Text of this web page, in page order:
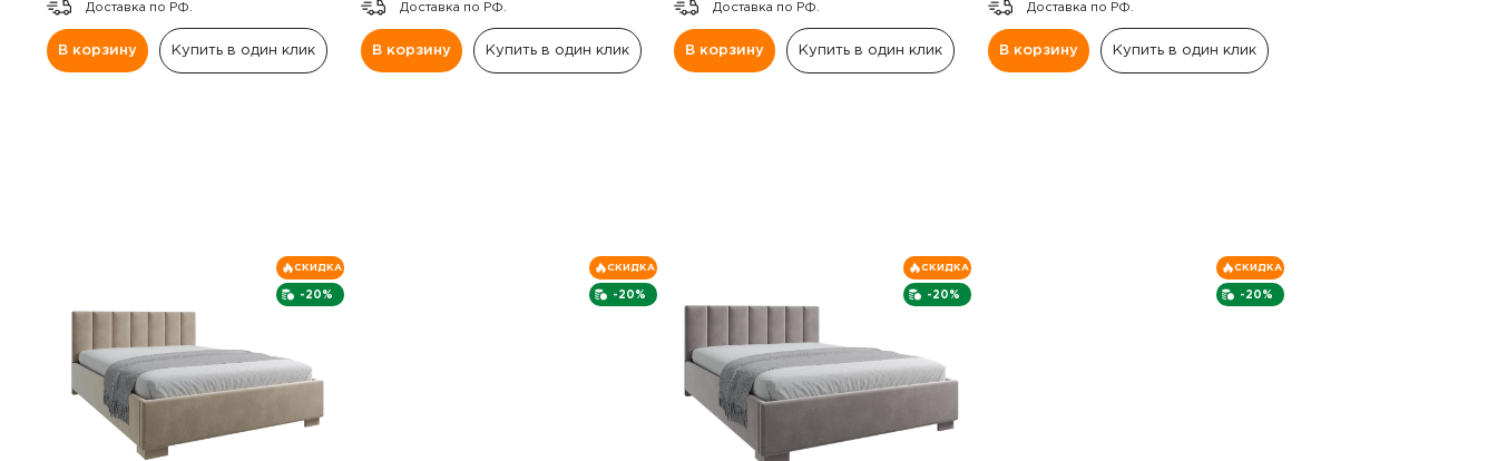
Доставка по РФ.
В корзину Купить в один клик
Доставка по РФ.
В корзину Купить в один клик
Доставка по РФ.
В корзину Купить в один клик
Доставка по РФ.
В корзину Купить в один клик
-20%
СКИДКА
-20%
СКИДКА
-20%
СКИДКА
-20%
СКИДКА